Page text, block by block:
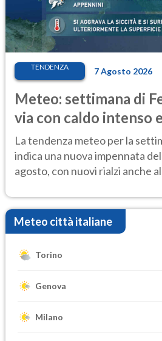
TENDENZA 7 Agosto 2026
Meteo: settimana di
via con caldo intenso
temporale
La tendenza meteo per la
indica una nuova impennata
agosto, con nuovi rialzi anche
Meteo città italiane
Torino
Genova
Milano